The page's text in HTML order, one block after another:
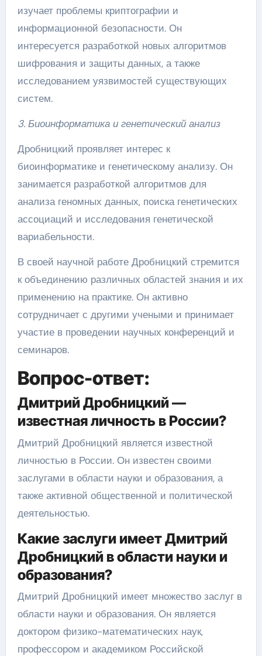
изучает проблемы криптографии и
информационной безопасности. Он
интересуется разработкой новых алгоритмов
шифрования и защиты данных, а также
исследованием уязвимостей существующих
систем.
3. Биоинформатика и генетический анализ
Дробницкий проявляет интерес к
биоинформатике и генетическому анализу. Он
занимается разработкой алгоритмов для
анализа геномных данных, поиска генетических
ассоциаций и исследования генетической
вариабельности.
В своей научной работе Дробницкий стремится
к объединению различных областей знания и их
применению на практике. Он активно
сотрудничает с другими учеными и принимает
участие в проведении научных конференций и
семинаров.
Вопрос-ответ:
Дмитрий Дробницкий —
известная личность в России?
Дмитрий Дробницкий является известной
личностью в России. Он известен своими
заслугами в области науки и образования, а
также активной общественной и политической
деятельностью.
Какие заслуги имеет Дмитрий
Дробницкий в области науки и
образования?
Дмитрий Дробницкий имеет множество заслуг в
области науки и образования. Он является
доктором физико-математических наук,
профессором и академиком Российской